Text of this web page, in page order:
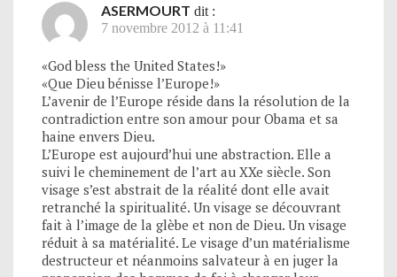
ASERMOURT dit :
7 novembre 2012 à 11:41
«God bless the United States!»
«Que Dieu bénisse l’Europe!»
L’avenir de l’Europe réside dans la résolution de la
contradiction entre son amour pour Obama et sa
haine envers Dieu.
L’Europe est aujourd’hui une abstraction. Elle a
suivi le cheminement de l’art au XXe siècle. Son
visage s’est abstrait de la réalité dont elle avait
retranché la spiritualité. Un visage se découvrant
fait à l’image de la glèbe et non de Dieu. Un visage
réduit à sa matérialité. Le visage d’un matérialisme
destructeur et néanmoins salvateur à en juger la